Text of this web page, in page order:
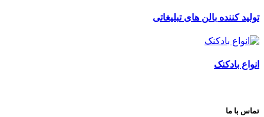
تولید کننده بالن های تبلیغاتی
انواع بادکنک
تماس با ما